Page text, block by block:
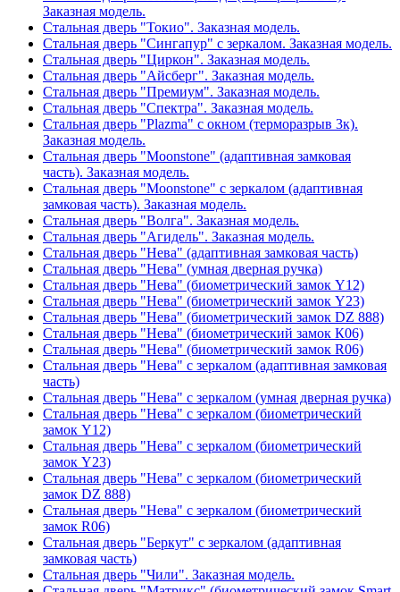
Заказная модель.
Стальная дверь "Токио". Заказная модель.
Стальная дверь "Сингапур" с зеркалом. Заказная модель.
Стальная дверь "Циркон". Заказная модель.
Стальная дверь "Айсберг". Заказная модель.
Стальная дверь "Премиум". Заказная модель.
Стальная дверь "Спектра". Заказная модель.
Стальная дверь "Plazma" с окном (терморазрыв 3к).
Заказная модель.
Стальная дверь "Moonstone" (адаптивная замковая
часть). Заказная модель.
Стальная дверь "Moonstone" с зеркалом (адаптивная
замковая часть). Заказная модель.
Стальная дверь "Волга". Заказная модель.
Стальная дверь "Агидель". Заказная модель.
Стальная дверь "Нева" (адаптивная замковая часть)
Стальная дверь "Нева" (умная дверная ручка)
Стальная дверь "Нева" (биометрический замок Y12)
Стальная дверь "Нева" (биометрический замок Y23)
Стальная дверь "Нева" (биометрический замок DZ 888)
Стальная дверь "Нева" (биометрический замок К06)
Стальная дверь "Нева" (биометрический замок R06)
Стальная дверь "Нева" с зеркалом (адаптивная замковая
часть)
Стальная дверь "Нева" с зеркалом (умная дверная ручка)
Стальная дверь "Нева" с зеркалом (биометрический
замок Y12)
Стальная дверь "Нева" с зеркалом (биометрический
замок Y23)
Стальная дверь "Нева" с зеркалом (биометрический
замок DZ 888)
Стальная дверь "Нева" с зеркалом (биометрический
замок R06)
Стальная дверь "Беркут" с зеркалом (адаптивная
замковая часть)
Стальная дверь "Чили". Заказная модель.